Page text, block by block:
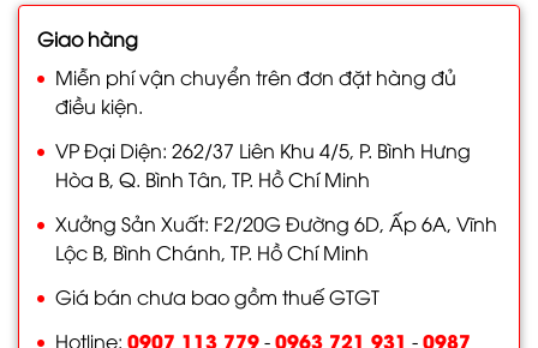
Giao hàng
Miễn phí vận chuyển trên đơn đặt hàng đủ
điều kiện.
VP Đại Diện: 262/37 Liên Khu 4/5, P. Bình Hưng
Hòa B, Q. Bình Tân, TP. Hồ Chí Minh
Xưởng Sản Xuất: F2/20G Đường 6D, Ấp 6A, Vĩnh
Lộc B, Bình Chánh, TP. Hồ Chí Minh
Giá bán chưa bao gồm thuế GTGT
Hotline: 0907 113 779-0963 721 931 -0987